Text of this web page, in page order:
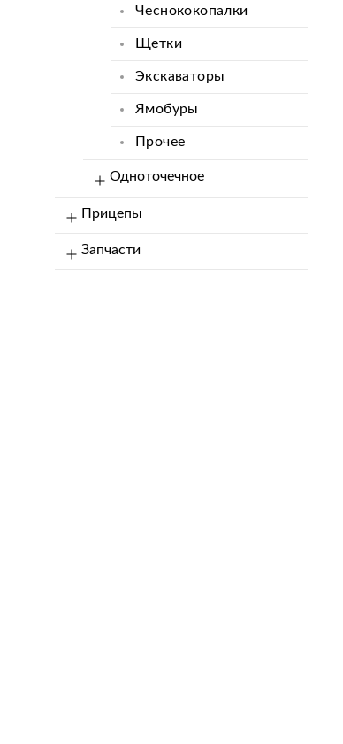
Чеснококопалки
Щетки
Экскаваторы
Ямобуры
Прочее
Одноточечное
Прицепы
Запчасти